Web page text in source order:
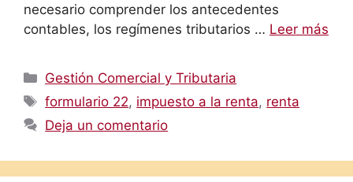
necesario comprender los antecedentes
contables, los regímenes tributarios … Leer más
Categorías
Gestión Comercial y Tributaria
Etiquetas
formulario 22, impuesto a la renta, renta
Deja un comentario